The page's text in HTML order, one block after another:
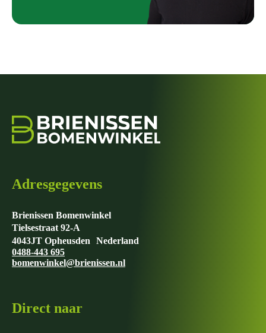
Adresgegevens
Brienissen Bomenwinkel
Tielsestraat 92-A
4043JT Opheusden Nederland
0488-443 695
bomenwinkel@brienissen.nl
Direct naar